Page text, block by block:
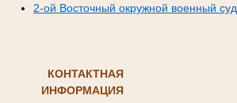
2-ой Восточный окружной военный суд
КОНТАКТНАЯ
ИНФОРМАЦИЯ